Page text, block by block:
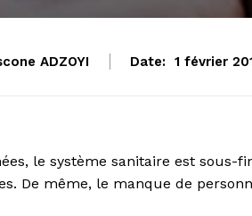
ADZOYI Date: 1 février
le système sanitaire est sous-
De même, le manque de